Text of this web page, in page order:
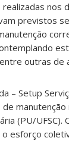
nos
previstos
outras de
– Setup
(PU/UFSC).
o esforço